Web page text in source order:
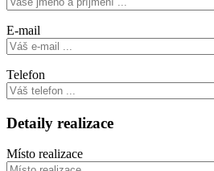
E-mail
Telefon
Detaily realizace
Místo realizace